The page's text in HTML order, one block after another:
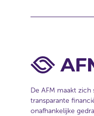
De AFM maakt
transparante
onafhankelijke